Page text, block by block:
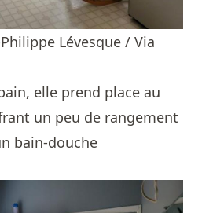
Lévesque / Via
elle prend place au
un peu de rangement
bain-douche